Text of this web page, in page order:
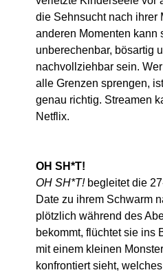
die Sehnsucht nach ihrer
anderen Momenten kann
unberechenbar, bösartig
nachvollziehbar sein.
alle Grenzen sprengen,
genau richtig. Streamen
Netflix.
OH SH*T!
OH SH*T!begleitet die
Date zu ihrem Schwarm
plötzlich während des
bekommt, flüchtet sie ins
mit einem kleinen
konfrontiert sieht,